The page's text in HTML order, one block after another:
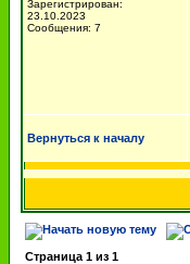
Зарегистрирован:
23.10.2023
Сообщения: 7
Вернуться к началу
Страница 1 из 1